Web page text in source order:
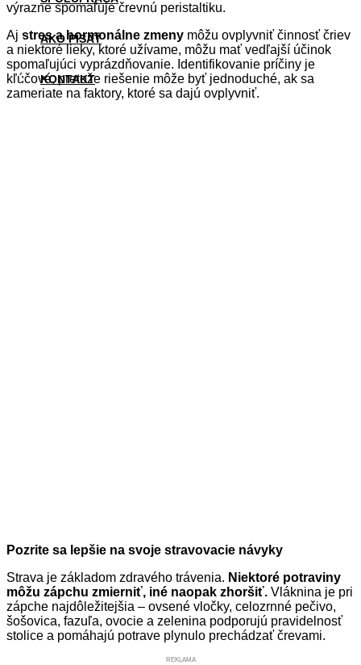
AKO PÍSAŤ
KONTAKT
výrazne spomaľuje črevnú peristaltiku.
Aj stres a hormonálne zmeny môžu ovplyvniť činnosť čriev
a niektoré lieky, ktoré užívame, môžu mať vedľajší účinok
spomaľujúci vyprázdňovanie. Identifikovanie príčiny je
kľúčové, pretože riešenie môže byť jednoduché, ak sa
zameriate na faktory, ktoré sa dajú ovplyvniť.
Pozrite sa lepšie na svoje stravovacie návyky
Strava je základom zdravého trávenia. Niektoré potraviny
môžu zápchu zmierniť, iné naopak zhoršiť. Vláknina je pri
zápche najdôležitejšia – ovsené vločky, celozrnné pečivo,
šošovica, fazuľa, ovocie a zelenina podporujú pravidelnosť
stolice a pomáhajú potrave plynulo prechádzať črevami.
REKLAMA